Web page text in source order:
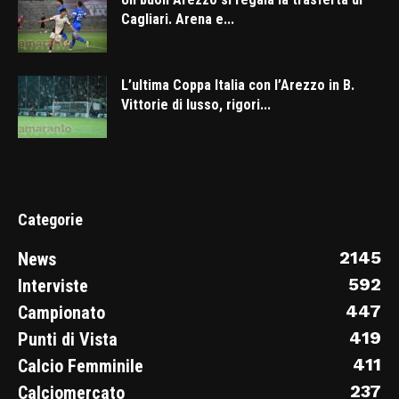
Cagliari. Arena e...
L’ultima Coppa Italia con l’Arezzo in B.
Vittorie di lusso, rigori...
Categorie
News
2145
Interviste
592
Campionato
447
Punti di Vista
419
Calcio Femminile
411
Calciomercato
237